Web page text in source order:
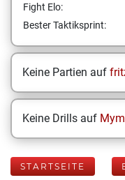
Fight Elo:
Bester Taktiksprint:
Keine Partien auf
Keine Drills auf
STARTSEITE